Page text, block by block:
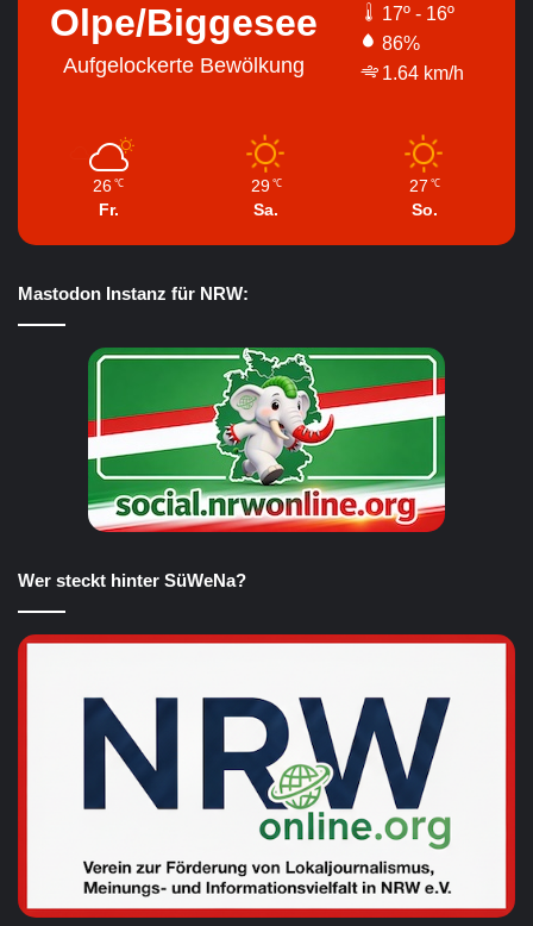
Olpe/Biggesee
Aufgelockerte Bewölkung
17º - 16º
86%
1.64 km/h
26 ℃
Fr.
29 ℃
Sa.
27 ℃
So.
Mastodon Instanz für NRW:
Wer steckt hinter SüWeNa?